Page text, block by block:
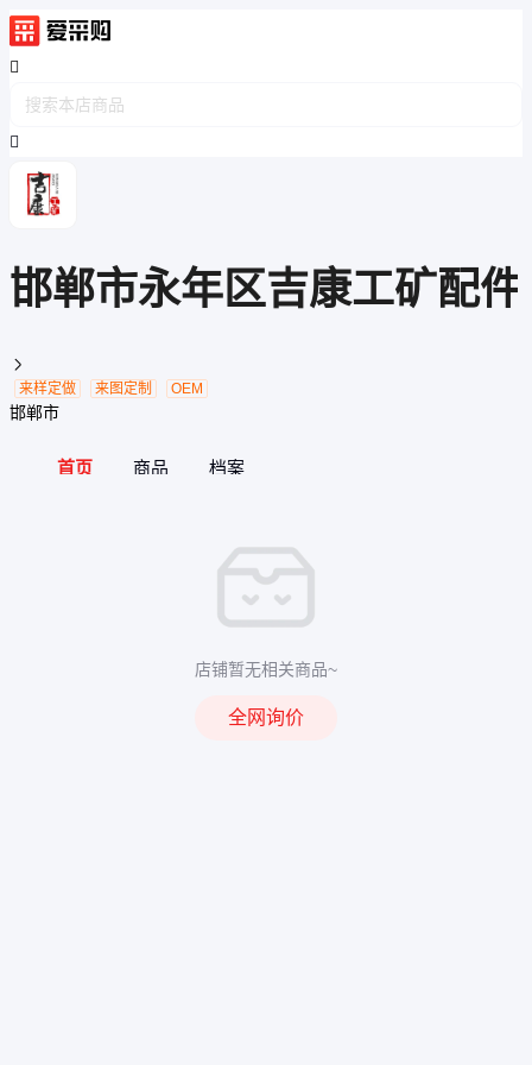
邯郸市永年区吉康工矿配

来样定做
来图定制 OEM
邯郸市
首页 商品 档案
店铺暂无相关商品~
全网询价